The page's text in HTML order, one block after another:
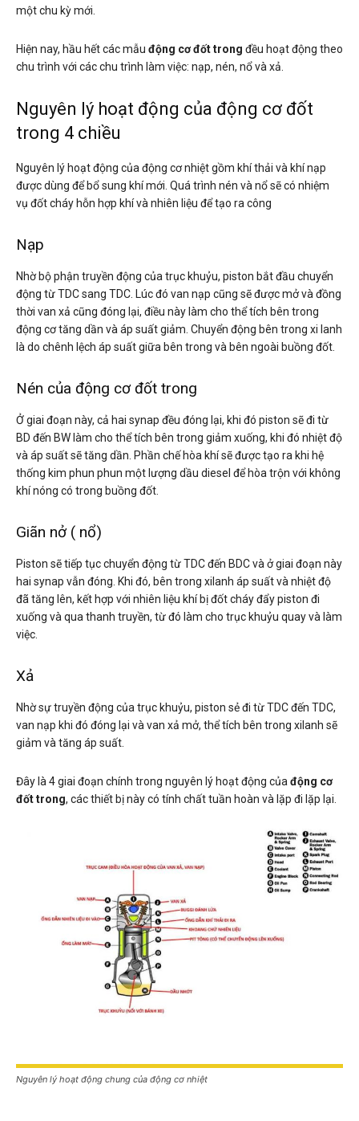
một chu kỳ mới.
Hiện nay, hầu hết các mẫu động cơ đốt trong đều hoạt động theo
chu trình với các chu trình làm việc: nạp, nén, nổ và xả.
Nguyên lý hoạt động của động cơ đốt
trong 4 chiều
Nguyên lý hoạt động của động cơ nhiệt gồm khí thải và khí nạp
được dùng để bổ sung khí mới. Quá trình nén và nổ sẽ có nhiệm
vụ đốt cháy hỗn hợp khí và nhiên liệu để tạo ra công
Nạp
Nhờ bộ phận truyền động của trục khuỷu, piston bắt đầu chuyển
động từ TDC sang TDC. Lúc đó van nạp cũng sẽ được mở và đồng
thời van xả cũng đóng lại, điều này làm cho thể tích bên trong
động cơ tăng dần và áp suất giảm. Chuyển động bên trong xi lanh
là do chênh lệch áp suất giữa bên trong và bên ngoài buồng đốt.
Nén của động cơ đốt trong
Ở giai đoạn này, cả hai synap đều đóng lại, khi đó piston sẽ đi từ
BD đến BW làm cho thể tích bên trong giảm xuống, khi đó nhiệt độ
và áp suất sẽ tăng dần. Phần chế hòa khí sẽ được tạo ra khi hệ
thống kim phun phun một lượng dầu diesel để hòa trộn với không
khí nóng có trong buồng đốt.
Giãn nở ( nổ)
Piston sẽ tiếp tục chuyển động từ TDC đến BDC và ở giai đoạn này
hai synap vẫn đóng. Khi đó, bên trong xilanh áp suất và nhiệt độ
đã tăng lên, kết hợp với nhiên liệu khí bị đốt cháy đẩy piston đi
xuống và qua thanh truyền, từ đó làm cho trục khuỷu quay và làm
việc.
Xả
Nhờ sự truyền động của trục khuỷu, piston sẻ đi từ TDC đến TDC,
van nạp khi đó đóng lại và van xả mở, thể tích bên trong xilanh sẽ
giảm và tăng áp suất.
Đây là 4 giai đoạn chính trong nguyên lý hoạt động của động cơ
đốt trong, các thiết bị này có tính chất tuần hoàn và lặp đi lặp lại.
Nguyên lý hoạt động chung của động cơ nhiệt